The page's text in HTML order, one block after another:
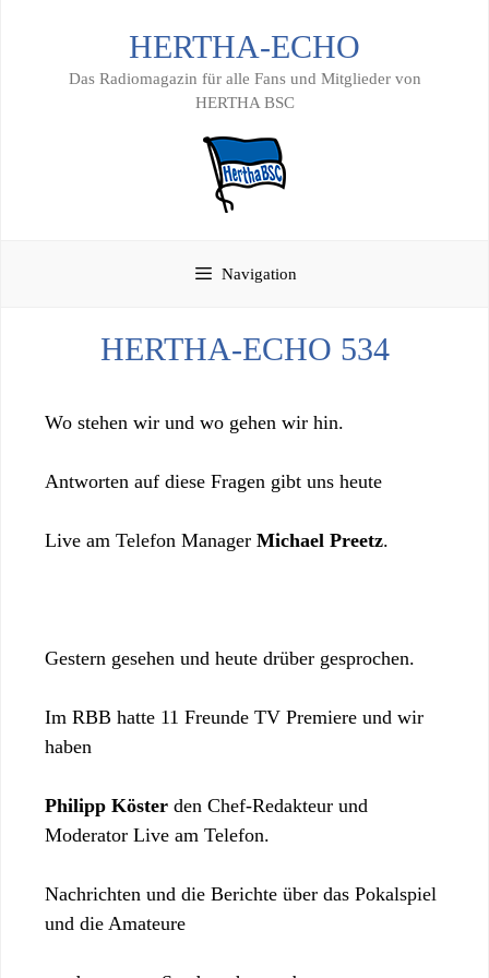
HERTHA-ECHO
Das Radiomagazin für alle Fans und Mitglieder von
HERTHA BSC
Navigation
HERTHA-ECHO 534
Wo stehen wir und wo gehen wir hin.
Antworten auf diese Fragen gibt uns heute
Live am Telefon Manager Michael Preetz.
Gestern gesehen und heute drüber gesprochen.
Im RBB hatte 11 Freunde TV Premiere und wir
haben
Philipp Köster den Chef-Redakteur und
Moderator Live am Telefon.
Nachrichten und die Berichte über das Pokalspiel
und die Amateure